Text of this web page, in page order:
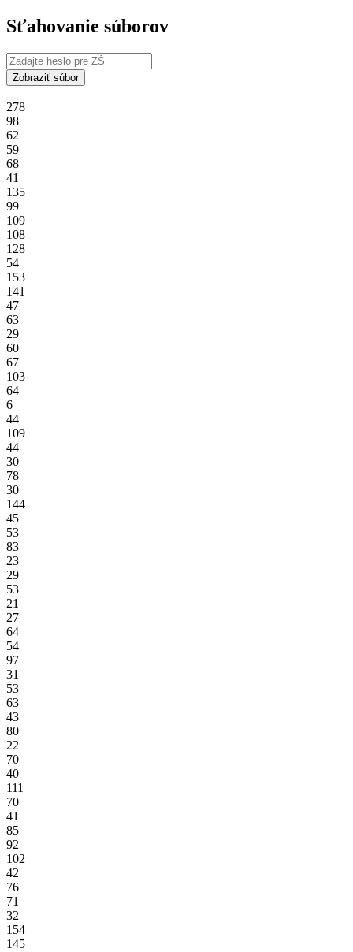
Sťahovanie súborov
Zobraziť súbor
278
98
62
59
68
41
135
99
109
108
128
54
153
141
47
63
29
60
67
103
64
6
44
109
44
30
78
30
144
45
53
83
23
29
53
21
27
64
54
97
31
53
63
43
80
22
70
40
111
70
41
85
92
102
42
76
71
32
154
145